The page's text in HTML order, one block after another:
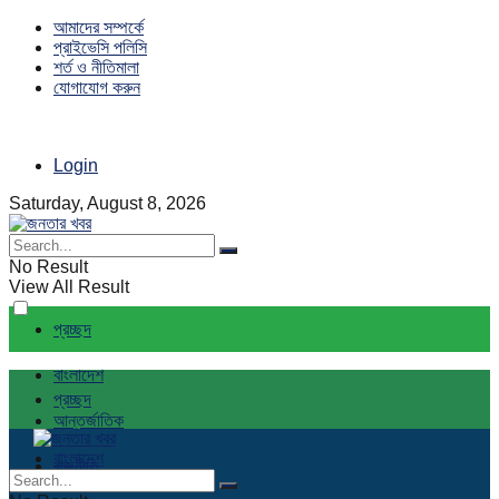
আমাদের সম্পর্কে
প্রাইভেসি পলিসি
শর্ত ও নীতিমালা
যোগাযোগ করুন
Login
Saturday, August 8, 2026
No Result
View All Result
প্রচ্ছদ
বাংলাদেশ
আন্তর্জাতিক
রাজনীতি
প্রচ্ছদ
বাংলাদেশ